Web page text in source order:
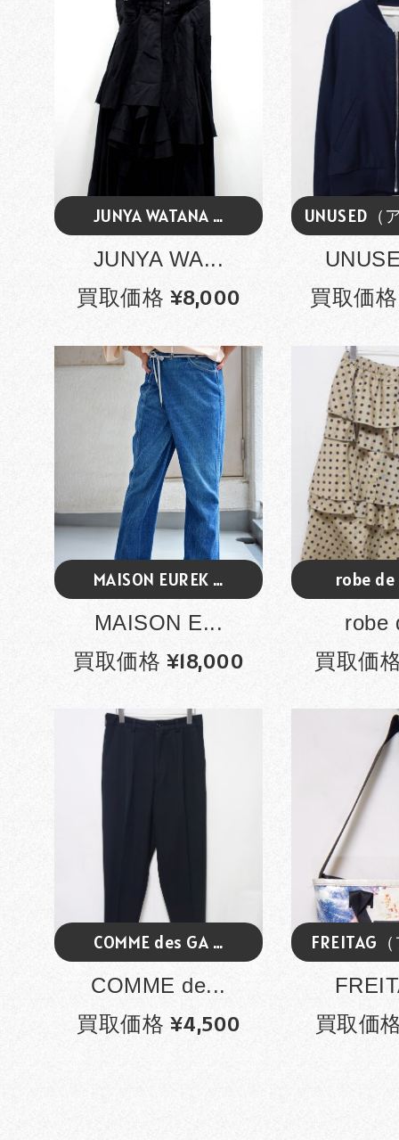
JUNYA WATANA …
JUNYA WA...
買取価格 ¥8,000
UNUSED（
買取価
MAISON EUREK …
MAISON E...
買取価格 ¥18,000
robe
robe
買取価
COMME des GA …
COMME de...
買取価格 ¥4,500
FREITAG
買取価